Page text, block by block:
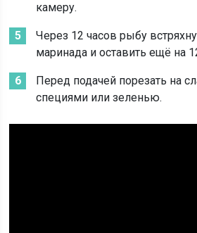
камеру.
Через 12 часов рыбу
маринада и оставить ещё на
Перед подачей порезать на
специями или зеленью.